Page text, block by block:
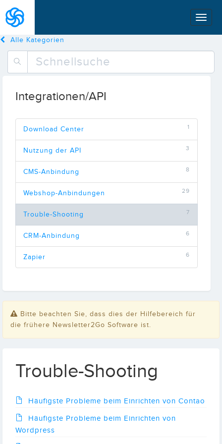
Alle Kategorien
Integrationen/API
1
Download Center
3
Nutzung der API
8
CMS-Anbindung
29
Webshop-Anbindungen
7
Trouble-Shooting
6
CRM-Anbindung
6
Zapier
Bitte beachten Sie, dass dies der Hilfebereich für
die frühere Newsletter2Go Software ist.
Trouble-Shooting
Häufigste Probleme beim Einrichten von Contao
Häufigste Probleme beim Einrichten von
Wordpress